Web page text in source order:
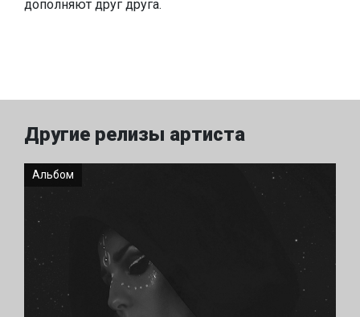
дополняют друг друга.
Другие релизы артиста
Альбом